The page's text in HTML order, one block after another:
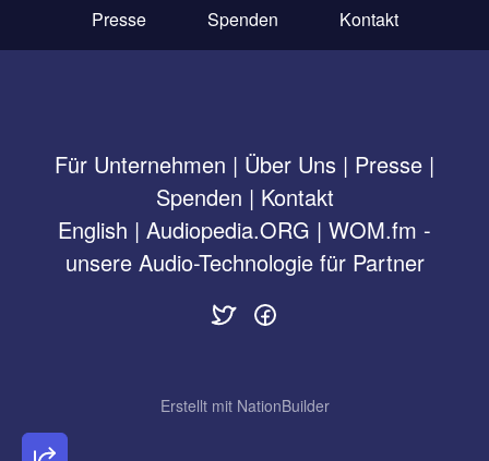
Presse Spenden Kontakt
Für Unternehmen | Über Uns | Presse |
Spenden | Kontakt
English | Audiopedia.ORG | WOM.fm -
unsere Audio-Technologie für Partner
Erstellt mit NationBuilder